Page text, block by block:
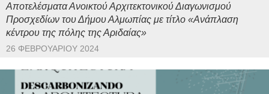
Αποτελέσματα Ανοικτού Αρχιτεκτονικού Διαγωνισμού
Προσχεδίων του Δήμου Αλμωπίας με τίτλο «Ανάπλαση
κέντρου της πόλης της Αριδαίας»
26 ΦΕΒΡΟΥΑΡΊΟΥ 2024